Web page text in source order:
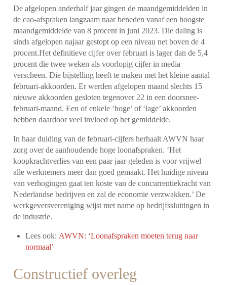
De afgelopen anderhalf jaar gingen de maandgemiddelden in
de cao-afspraken langzaam naar beneden vanaf een hoogste
maandgemiddelde van 8 procent in juni 2023. Die daling is
sinds afgelopen najaar gestopt op een niveau net boven de 4
procent.Het definitieve cijfer over februari is lager dan de 5,4
procent die twee weken als voorlopig cijfer in media
verscheen. Die bijstelling heeft te maken met het kleine aantal
februari-akkoorden. Er werden afgelopen maand slechts 15
nieuwe akkoorden gesloten tegenover 22 in een doorsnee-
februari-maand. Een of enkele ‘hoge’ of ‘lage’ akkoorden
hebben daardoor veel invloed op het gemiddelde.
In haar duiding van de februari-cijfers herhaalt AWVN haar
zorg over de aanhoudende hoge loonafspraken. ‘Het
koopkrachtverlies van een paar jaar geleden is voor vrijwel
alle werknemers meer dan goed gemaakt. Het huidige niveau
van verhogingen gaat ten koste van de concurrentiekracht van
Nederlandse bedrijven en zal de economie verzwakken.’ De
werkgeversvereniging wijst met name op bedrijfssluitingen in
de industrie.
Lees ook: AWVN: ‘Loonafspraken moeten terug naar
normaal’
Constructief overleg